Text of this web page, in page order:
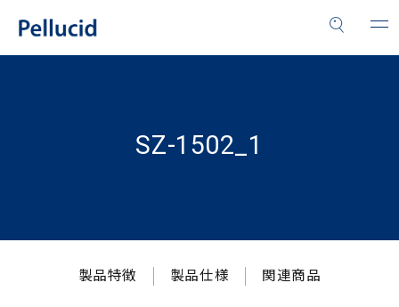
SZ-1502_1
製品特徴 製品仕様 関連商品